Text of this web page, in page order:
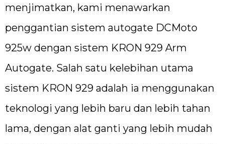
menjimatkan, kami menawarkan
penggantian sistem autogate DCMoto
925w dengan sistem KRON 929 Arm
Autogate. Salah satu kelebihan utama
sistem KRON 929 adalah ia menggunakan
teknologi yang lebih baru dan lebih tahan
lama, dengan alat ganti yang lebih mudah